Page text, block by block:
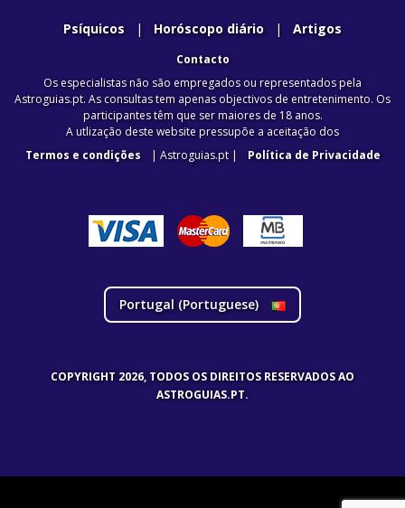
Psíquicos | Horóscopo diário | Artigos
Contacto
Os especialistas não são empregados ou representados pela
Astroguias.pt. As consultas tem apenas objectivos de entretenimento. Os
participantes têm que ser maiores de 18 anos.
A utlização deste website pressupõe a aceitação dos
Termos e condições
| Astroguias.pt | Política de Privacidade
Portugal (Portuguese)
COPYRIGHT 2026, TODOS OS DIREITOS RESERVADOS AO
ASTROGUIAS.PT.